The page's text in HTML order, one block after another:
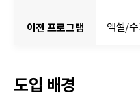
이전 프로그램 엑셀/수
도입 배경